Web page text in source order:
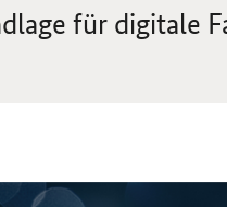
für digitale